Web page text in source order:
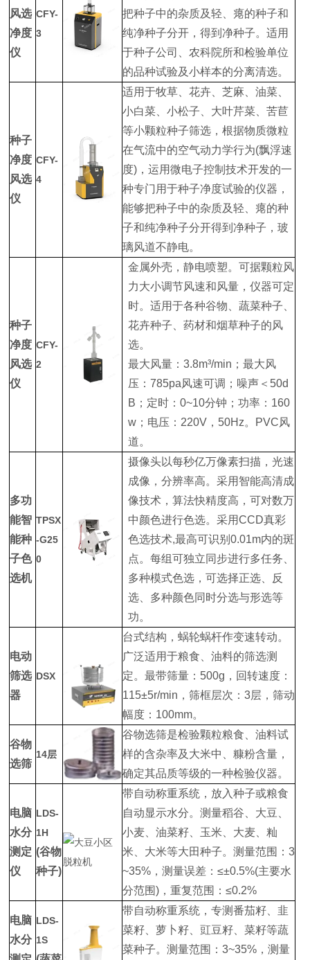
风选
净度
仪
CFY-
3
把种子中的杂质及轻、瘪的种子和
纯净种子分开，得到净种子。适用
于种子公司、农科院所和检验单位
的品种试验及小样本的分离清选。
种子
净度
风选
仪
CFY-
4
适用于牧草、花卉、芝麻、油菜、
小白菜、小松子、大叶芹菜、苦苣
等小颗粒种子筛选，根据物质微粒
在气流中的空气动力学行为(飘浮速
度)，运用微电子控制技术开发的一
种专门用于种子净度试验的仪器，
能够把种子中的杂质及轻、瘪的种
子和纯净种子分开得到净种子，玻
璃风道不静电。
种子
净度
风选
仪
CFY-
2
金属外壳，静电喷塑。可据颗粒风
力大小调节风速和风量，仪器可定
时。适用于各种谷物、蔬菜种子、
花卉种子、药材和烟草种子的风
选。
最大风量：3.8m³/min；最大风
压：785pa风速可调；噪声＜50d
B；定时：0~10分钟；功率：160
w；电压：220V，50Hz。PVC风
道。
多功
能智
能种
子色
选机
TPSX
-G25
0
摄像头以每秒亿万像素扫描，光速
成像，分辨率高。采用智能高清成
像技术，算法快精度高，可对数万
中颜色进行色选。采用CCD真彩
色选技术,最高可识别0.01m内的斑
点。每组可独立同步进行多任务、
多种模式色选，可选择正选、反
选、多种颜色同时分选与形选等
功。
电动
筛选
器
DSX
台式结构，蜗轮蜗杆作变速转动。
广泛适用于粮食、油料的筛选测
定。最带筛量：500g，回转速度：
115±5r/min，筛框层次：3层，筛动
幅度：100mm。
谷物
选筛
14层
谷物选筛是检验颗粒粮食、油料试
样的含杂率及大米中、糠粉含量，
确定其品质等级的一种检验仪器。
电脑
水分
测定
仪
LDS-
1H
(谷物
种子)
带自动称重系统，放入种子或粮食
自动显示水分。测量稻谷、大豆、
小麦、油菜籽、玉米、大麦、籼
米、大米等大田种子。测量范围：3
~35%，测量误差：≤±0.5%(主要水
分范围)，重复范围：≤0.2%
电脑
水分
LDS-
1S
带自动称重系统，专测番茄籽、韭
菜籽、萝卜籽、豇豆籽、菜籽等蔬
菜种子。测量范围：3~35%，测量